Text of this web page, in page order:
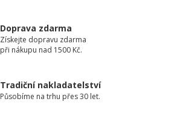
Doprava zdarma
Získejte dopravu zdarma
při nákupu nad 1500 Kč.
Tradiční nakladatelství
Působíme na trhu přes 30 let.